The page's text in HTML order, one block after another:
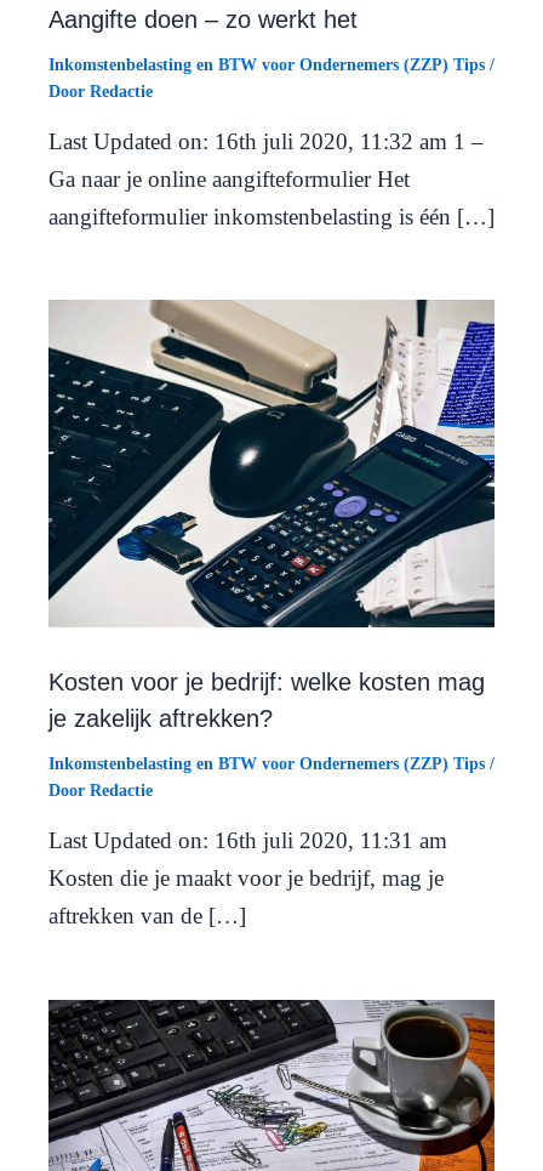
Aangifte doen – zo werkt het
Inkomstenbelasting en BTW voor Ondernemers (ZZP) Tips /
Door Redactie
Last Updated on: 16th juli 2020, 11:32 am 1 –
Ga naar je online aangifteformulier Het
aangifteformulier inkomstenbelasting is één […]
Kosten voor je bedrijf: welke kosten mag
je zakelijk aftrekken?
Inkomstenbelasting en BTW voor Ondernemers (ZZP) Tips /
Door Redactie
Last Updated on: 16th juli 2020, 11:31 am
Kosten die je maakt voor je bedrijf, mag je
aftrekken van de […]